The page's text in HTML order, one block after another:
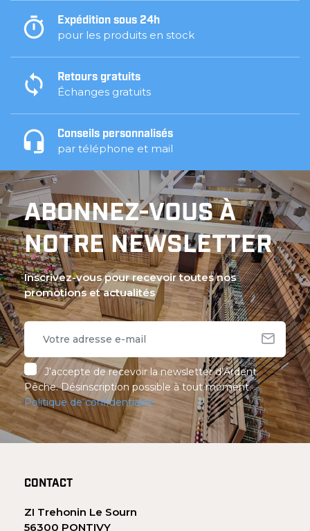
Expédition sous 24h
pour les produits en stock
Retours gratuits
Échanges gratuits
Conseils personnalisés
par téléphone et mail
ABONNEZ-VOUS À
NOTRE NEWSLETTER
Inscrivez-vous pour recevoir toutes nos
promotions et actualités
J’accepte de recevoir la newsletter d’Ardent
Pêche. Désinscription possible à tout moment.
Politique de confidentialité
CONTACT
ZI Trehonin Le Sourn
56300 PONTIVY